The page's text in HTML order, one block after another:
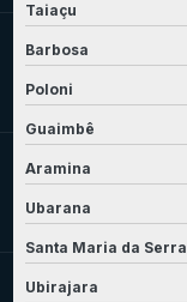
Taiaçu
Barbosa
Poloni
Guaimbê
Aramina
Ubarana
Santa Maria da Serra
Ubirajara